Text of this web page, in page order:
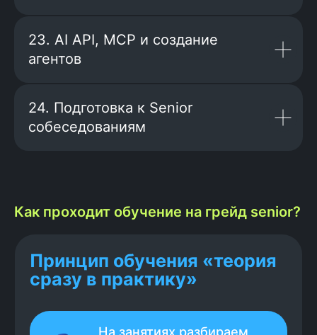
23. AI API, MCP и создание
агентов
24. Подготовка к Senior
собеседованиям
Как проходит обучение на грейд senior?
Нажимая на кнопку, я соглашаюсь с
Политикой
конфиденциальности и офертой Kata Academy
Я согласен наобработкуперсональных данных